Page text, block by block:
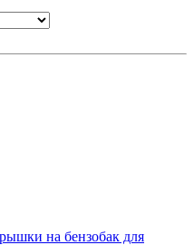
на бензобак для